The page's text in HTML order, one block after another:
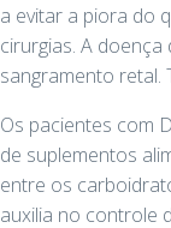
a evitar a piora do
cirurgias. A
sangramento retal.
Os pacientes com
de suplementos
entre os
auxilia no controle